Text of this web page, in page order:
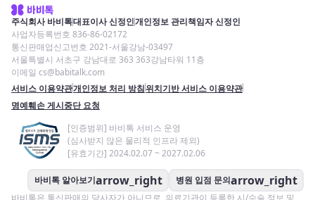
주식회사 바비톡대표이사 신정인개인정보 관리책임자 신정인
사업자등록번호 836-86-02172
통신판매업신고번호 2021-서울강남-03497
서울특별시 서초구 강남대로 363 363강남타워 11층
이메일 cs@babitalk.com
서비스 이용약관개인정보 처리 방침위치기반 서비스 이용약관
명예훼손 게시중단 요청
[인증범위] 바비톡 서비스 운영
(심사받지 않은 물리적 인프라 제외)
[유효기간] 2024.02.07 ~ 2027.02.06
바비톡 알아보기arrow_right 병원 입점 문의arrow_right
바비톡은 통신판매의 당사자가 아니므로, 의료기관이 등록한 시/수술 정보 및